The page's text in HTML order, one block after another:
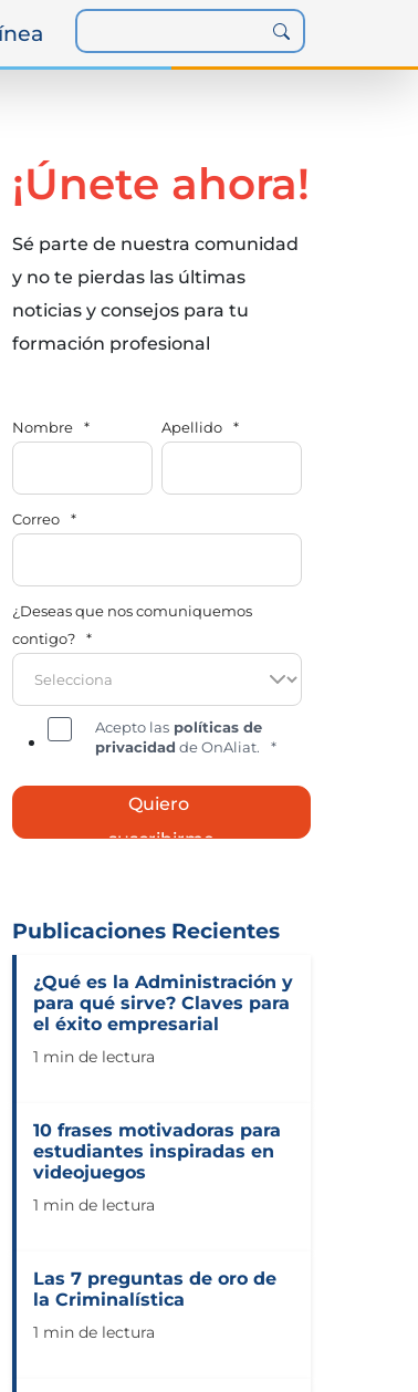
¡Únete ahora!
Sé parte de nuestra comunidad
y no te pierdas las últimas
noticias y consejos para tu
formación profesional
Nombre * Apellido *
Correo *
¿Deseas que nos comuniquemos
contigo?
*
Acepto las políticas de
privacidad de OnAliat. *
Publicaciones Recientes
¿Qué es la Administración y
para qué sirve? Claves para
el éxito empresarial
1 min de lectura
10 frases motivadoras para
estudiantes inspiradas en
videojuegos
1 min de lectura
Las 7 preguntas de oro de
la Criminalística
1 min de lectura